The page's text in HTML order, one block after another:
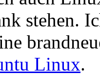
stehen.
Linux.